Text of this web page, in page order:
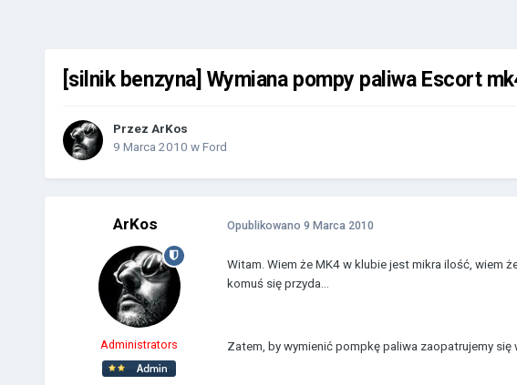
[silnik benzyna] Wymiana pompy paliwa Escort
Przez ArKos
9 Marca 2010 w Ford
ArKos
Administrators
Opublikowano 9 Marca 2010
Witam. Wiem że MK4 w klubie jest mikra ilość, wiem
komuś się przyda...
Zatem, by wymienić pompkę paliwa zaopatrujemy się